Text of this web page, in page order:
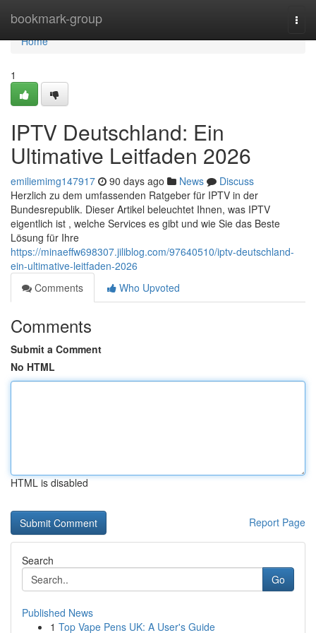
bookmark-group
Home
Home
1
IPTV Deutschland: Ein
Ultimative Leitfaden 2026
emiliemimg147917 90 days ago News
Discuss
Herzlich zu dem umfassenden Ratgeber für IPTV in der
Bundesrepublik. Dieser Artikel beleuchtet Ihnen, was IPTV
eigentlich ist , welche Services es gibt und wie Sie das Beste
Lösung für Ihre
https://minaeffw698307.jiliblog.com/97640510/iptv-deutschland-
ein-ultimative-leitfaden-2026
Comments
Who Upvoted
Comments
Submit a Comment
No HTML
HTML is disabled
Report Page
Search
Go
Published News
1 Top Vape Pens UK: A User's Guide